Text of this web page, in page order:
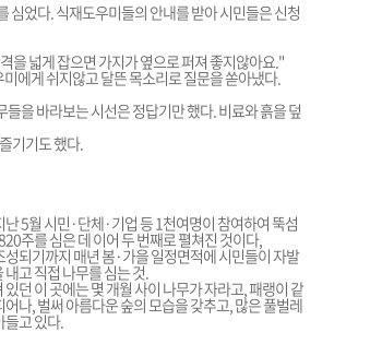
심었다. 식재도우미들의 안내를 받아 시민들은 신청
을 넓게 잡으면 가지가 옆으로 퍼져 좋지않아요."
에게 쉬지않고 달뜬 목소리로 질문을 쏟아냈다.
을 바라보는 시선은 정답기만 했다. 비료와 흙을 덮
기기도 했다.
난 5월 시민·단체·기업 등 1천여명이 참여하여 뚝섬
주를 심은 데 이어 두 번째로 펼쳐진 것이다,
성되기까지 매년 봄·가을 일정면적에 시민들이 자발
내고 직접 나무를 심는 것.
있던 이 곳에는 몇 개월 사이 나무가 자라고, 패랭이 같
어나, 벌써 아름다운 숲의 모습을 갖추고, 많은 풀벌레
들고 있다.